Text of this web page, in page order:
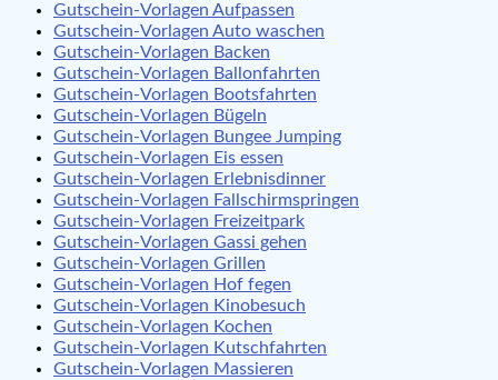
Gutschein-Vorlagen Aufpassen
Gutschein-Vorlagen Auto waschen
Gutschein-Vorlagen Backen
Gutschein-Vorlagen Ballonfahrten
Gutschein-Vorlagen Bootsfahrten
Gutschein-Vorlagen Bügeln
Gutschein-Vorlagen Bungee Jumping
Gutschein-Vorlagen Eis essen
Gutschein-Vorlagen Erlebnisdinner
Gutschein-Vorlagen Fallschirmspringen
Gutschein-Vorlagen Freizeitpark
Gutschein-Vorlagen Gassi gehen
Gutschein-Vorlagen Grillen
Gutschein-Vorlagen Hof fegen
Gutschein-Vorlagen Kinobesuch
Gutschein-Vorlagen Kochen
Gutschein-Vorlagen Kutschfahrten
Gutschein-Vorlagen Massieren